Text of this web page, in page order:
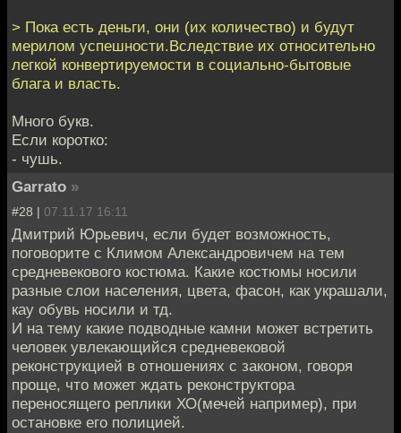
> Пока есть деньги, они (их количество) и будут
мерилом успешности.Вследствие их относительно
легкой конвертируемости в социально-бытовые
блага и власть.
Много букв.
Если коротко:
- чушь.
Garrato »
#28 | 07.11.17 16:11
Дмитрий Юрьевич, если будет возможность,
поговорите с Климом Александровичем на тем
средневекового костюма. Какие костюмы носили
разные слои населения, цвета, фасон, как украшали,
кау обувь носили и тд.
И на тему какие подводные камни может встретить
человек увлекающийся средневековой
реконструкцией в отношениях с законом, говоря
проще, что может ждать реконструктора
переносящего реплики ХО(мечей например), при
остановке его полицией.